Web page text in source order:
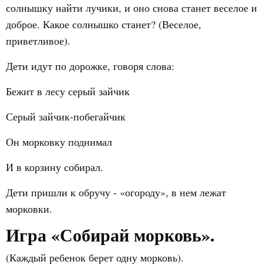
солнышку найти лучики, и оно снова станет веселое и
доброе. Какое солнышко станет? (Веселое,
приветливое).
Дети идут по дорожке, говоря слова:
Бежит в лесу серый зайчик
Серый зайчик-побегайчик
Он морковку поднимал
И в корзину собирал.
Дети пришли к обручу - «огороду», в нем лежат
морковки.
Игра «Собирай морковь».
(Каждый ребенок берет одну морковь).